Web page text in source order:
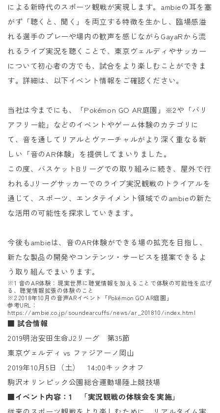
による新時代のスポーツ観戦が実現します。ambieの耳を塞
がず「聴くと、聞く」を両立する特徴を生かし、臨場感溢
れる選手のプレーや場内の歓声を感じながらGayaRから流
れるライブ実況を聴くことで、東京ヴェルディやサッカー
について初心者の方でも、試合をより楽しむことができま
す。詳細は、以下イベント情報をご確認ください。
当社は今までにも、「Pokémon GO AR庭園」※2や「バリ
アフリー能」などのイベントやゲーム体験のカテゴリに
て、音を通してリアルとヴァーチャルがより深く重なる新
しい「音のAR体験」を提供してまいりました。
この度、バスケットBリーグでの取り組みに続き、屋外で行
われるJリーグサッカーでのライブ実況観戦のトライアルを
通じて、スポーツ、エンタテイメント領域でのambieの新た
な活用の可能性を探求していきます。
今後もambieは、音のAR体験ができる場の拡充を目指し、
新たな製品の開発やコンテンツ・サービスを提案できるよ
う取り組んでまいります。
※1 音のAR体験：現実世界に聴覚情報を加えることで体験の可能性を広げ
る、聴覚情報拡張の体験のこと
※2 2018年10月の音声ARイベント「Pokémon GO AR庭園」
参考URL：
https://ambie.co.jp/soundearcuffs/news/ar_201810/index.html
■ 試合情報
2019明治安田生命J2リーグ 第35節
東京ヴェルディ vs ファジアーノ岡山
2019年10月5日（土） 14:00キックオフ
駒沢オリンピック公園総合運動場陸上競技場
■イベント内容：1 「実況観戦の体験会を実施」